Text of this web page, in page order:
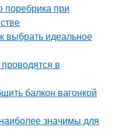
поребрика при
выбрать идеальное
в
балкон вагонкой
значимы для